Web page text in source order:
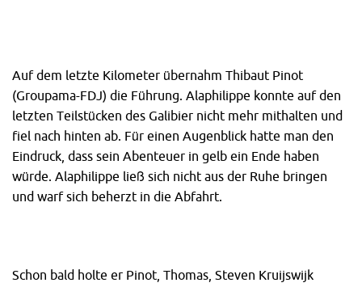
Auf dem letzte Kilometer übernahm Thibaut Pinot
(Groupama-FDJ) die Führung. Alaphilippe konnte auf den
letzten Teilstücken des Galibier nicht mehr mithalten und
fiel nach hinten ab. Für einen Augenblick hatte man den
Eindruck, dass sein Abenteuer in gelb ein Ende haben
würde. Alaphilippe ließ sich nicht aus der Ruhe bringen
und warf sich beherzt in die Abfahrt.
Schon bald holte er Pinot, Thomas, Steven Kruijswijk